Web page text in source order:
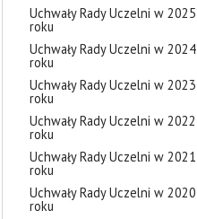
Uchwały Rady Uczelni w 2025
roku
Uchwały Rady Uczelni w 2024
roku
Uchwały Rady Uczelni w 2023
roku
Uchwały Rady Uczelni w 2022
roku
Uchwały Rady Uczelni w 2021
roku
Uchwały Rady Uczelni w 2020
roku